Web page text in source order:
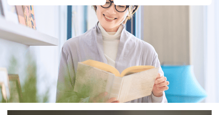
6
により当社の
定期購読サービス
等をご利用の方の
た商品の発売元企業からのｅメー
ル等による商品、
サービス、キャンペーン等の広告
に関するご案内のため
7
SNS公式アカウン
トに登録された方
の個人情報
当社のサービス利用状況の把握お
よびその分析のため
お問い合わせ対応、トラブル対
処、オペレーター教育など応対品
質向上のため
その他当社のプライバシーポリシ
ー等にて公表する利用目的達成の